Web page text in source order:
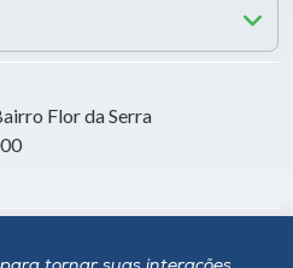
Flor da Serra